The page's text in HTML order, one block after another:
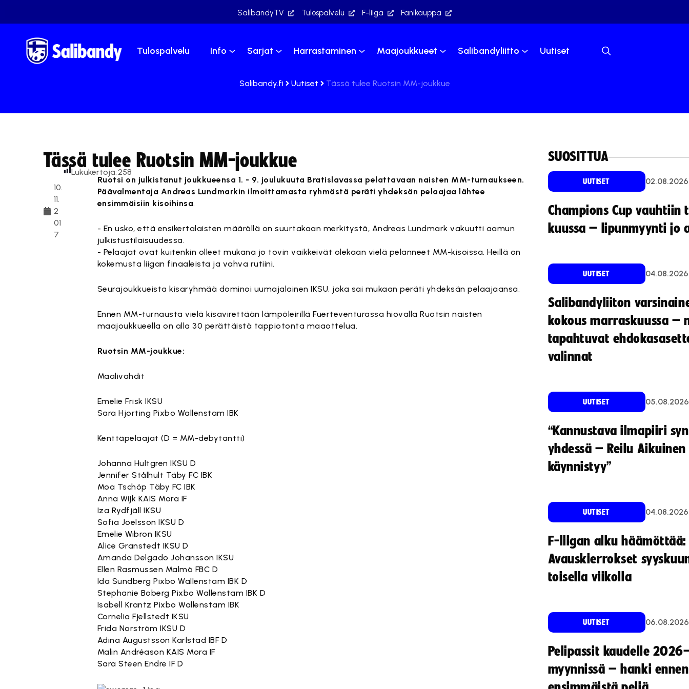
SalibandyTV Tulospalvelu F-liiga Fanikauppa
Tulospalvelu Info Sarjat Harrastaminen Maajoukkueet Salibandyliitto Uutiset
Salibandy.fi Uutiset Tässä tulee Ruotsin MM-joukkue
Tässä tulee Ruotsin MM-joukkue
10.
11.
2
01
7
Lukukertoja:258
Ruotsi on julkistanut joukkueensa 1. - 9. joulukuuta Bratislavassa pelattavaan naisten MM-turnaukseen.
Päävalmentaja Andreas Lundmarkin ilmoittamasta ryhmästä peräti yhdeksän pelaajaa lähtee
ensimmäisiin kisoihinsa.
- En usko, että ensikertalaisten määrällä on suurtakaan merkitystä, Andreas Lundmark vakuutti aamun
julkistustilaisuudessa.
- Pelaajat ovat kuitenkin olleet mukana jo tovin vaikkeivät olekaan vielä pelanneet MM-kisoissa. Heillä on
kokemusta liigan finaaleista ja vahva rutiini.
Seurajoukkueista kisaryhmää dominoi uumajalainen IKSU, joka sai mukaan peräti yhdeksän pelaajaansa.
Ennen MM-turnausta vielä kisavirettään lämpöleirillä Fuerteventurassa hiovalla Ruotsin naisten
maajoukkueella on alla 30 perättäistä tappiotonta maaottelua.
Ruotsin MM-joukkue:
Maalivahdit
Emelie Frisk IKSU
Sara Hjorting Pixbo Wallenstam IBK
Kenttäpelaajat (D = MM-debytantti)
Johanna Hultgren IKSU D
Jennifer Stålhult Täby FC IBK
Moa Tschöp Täby FC IBK
Anna Wijk KAIS Mora IF
Iza Rydfjäll IKSU
Sofia Joelsson IKSU D
Emelie Wibron IKSU
Alice Granstedt IKSU D
Amanda Delgado Johansson IKSU
Ellen Rasmussen Malmö FBC D
Ida Sundberg Pixbo Wallenstam IBK D
Stephanie Boberg Pixbo Wallenstam IBK D
Isabell Krantz Pixbo Wallenstam IBK
Cornelia Fjellstedt IKSU
Frida Norström IKSU D
Adina Augustsson Karlstad IBF D
Malin Andréason KAIS Mora IF
Sara Steen Endre IF D
SUOSITTUA
UUTISET 02.08.2026
Champions Cup vauhtiin
kuussa – lipunmyynti jo
UUTISET 04.08.2026
Salibandyliiton
kokous marraskuussa –
tapahtuvat
valinnat
UUTISET 05.08.2026
“Kannustava ilmapiiri
yhdessä – Reilu
käynnistyy”
UUTISET 04.08.2026
F-liigan alku häämöttää:
Avauskierrokset
toisella viikolla
UUTISET 06.08.2026
Pelipassit kaudelle
myynnissä – hanki ennen